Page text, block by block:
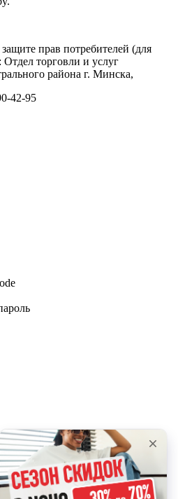
прав потребителей (для
Отдел торговли и услуг
района г. Минска,
42-95
“Нохо